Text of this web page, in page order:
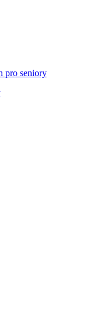
pro seniory